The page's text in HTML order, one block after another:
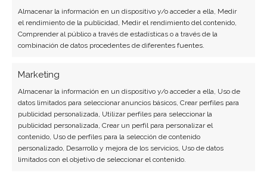
Almacenar la información en un dispositivo y/o acceder a ella, Medir
el rendimiento de la publicidad, Medir el rendimiento del contenido,
Comprender al público a través de estadísticas o a través de la
combinación de datos procedentes de diferentes fuentes.
Marketing
Almacenar la información en un dispositivo y/o acceder a ella, Uso de
datos limitados para seleccionar anuncios básicos, Crear perfiles para
publicidad personalizada, Utilizar perfiles para seleccionar la
publicidad personalizada, Crear un perfil para personalizar el
contenido, Uso de perfiles para la selección de contenido
personalizado, Desarrollo y mejora de los servicios, Uso de datos
limitados con el objetivo de seleccionar el contenido.
hardware, software empresarial y computación en
la nube.
Ver todos los artículos →